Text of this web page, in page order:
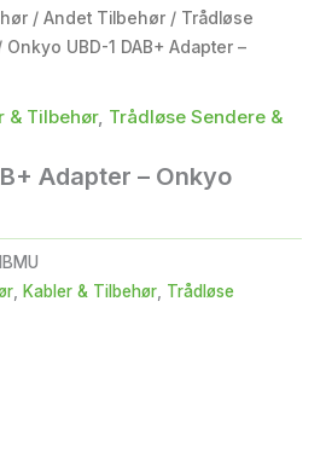
/ Andet Tilbehør / Trådløse
Onkyo UBD-1 DAB+ Adapter –
& Tilbehør, Trådløse Sendere &
Adapter – Onkyo
Kabler & Tilbehør Trådløse